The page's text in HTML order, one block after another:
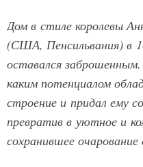
Дом в стиле королевы
(США, Пенсильвания) в
оставался
каким потенциалом
строение и придал ему
превратив в уютное и
сохранившее